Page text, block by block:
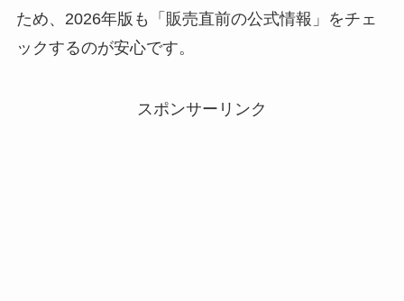
ため、2026年版も「販売直前の公式情報」をチェ
ックするのが安心です。
スポンサーリンク